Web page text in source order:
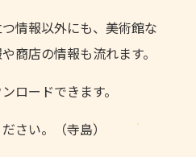
情報以外にも、美術館な
商店の情報も流れます。
ロードできます。
さい。（寺島）